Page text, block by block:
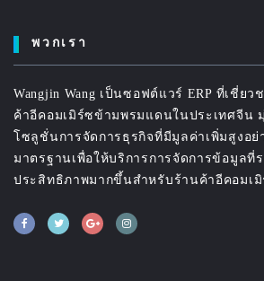
พวกเรา
Wangjin Wang เป็นซอฟต์แวร์ ERP ที่เชี่ย
ค้าอีคอมเมิร์ซข้ามพรมแดนในประเทศจีน
โซลูชั่นการจัดการธุรกิจที่มีมูลค่าเพิ่มสูงอย่
มาตรฐานเพื่อให้บริการการจัดการข้อมูลที่
ประสิทธิภาพมากขึ้นสำหรับร้านค้าอีคอมเ